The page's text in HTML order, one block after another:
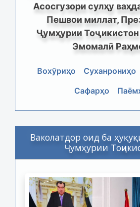
Асосгузори сулҳу
Пешвои миллат,
Ҷумҳурии
Эмомалӣ
Вохӯриҳо Суханрониҳо
Сафарҳо
Ваколатдор оид ба
Ҷумҳурии